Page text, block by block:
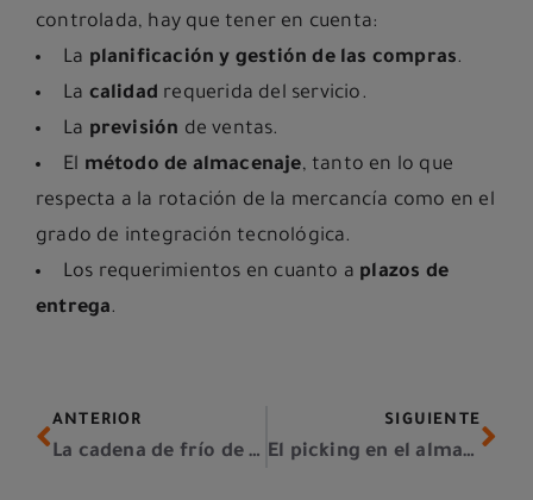
controlada, hay que tener en cuenta:
La planificación y gestión de las compras.
La calidad requerida del servicio.
La previsión de ventas.
El método de almacenaje, tanto en lo que
respecta a la rotación de la mercancía como en el
grado de integración tecnológica.
Los requerimientos en cuanto a plazos de
entrega.
ANTERIOR
La cadena de frío de las frutas y verduras
SIGUIENTE
El picking en el almacén de alimentos a temperatura controlada